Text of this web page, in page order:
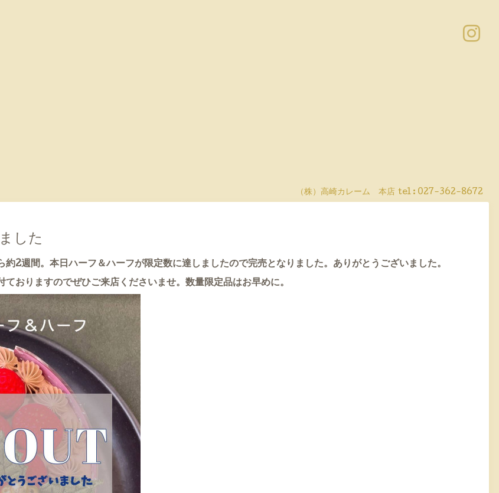
（株）高崎カレーム 本店 tel : 027-362-8672
した
約2週間。 本日ハーフ＆ハーフが限定数に達しましたので完売となりました。 ありがとうございました。
おりますのでぜひご来店くださいませ。数量限定品はお早めに。